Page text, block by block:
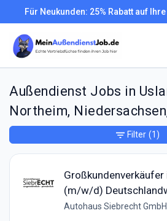
Für Neukunden: 25% Rabatt auf
Außendienst Jobs in
Northeim,
(m/w/d)
Autohaus Siebrecht GmbH
Filter (1)